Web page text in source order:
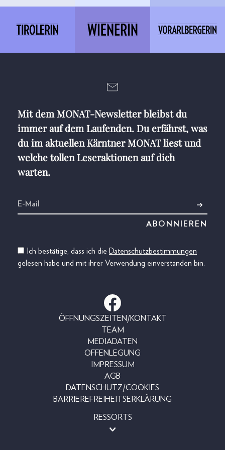
Mit dem MONAT-Newsletter bleibst du
immer auf dem Laufenden. Du erfährst, was
du im aktuellen Kärntner MONAT liest und
welche tollen Leseraktionen auf dich
warten.
Ich bestätige, dass ich die Datenschutzbestimmungen
gelesen habe und mit ihrer Verwendung einverstanden bin.
ÖFFNUNGSZEITEN/KONTAKT
TEAM
MEDIADATEN
OFFENLEGUNG
IMPRESSUM
AGB
DATENSCHUTZ/COOKIES
BARRIEREFREIHEITSERKLÄRUNG
RESSORTS